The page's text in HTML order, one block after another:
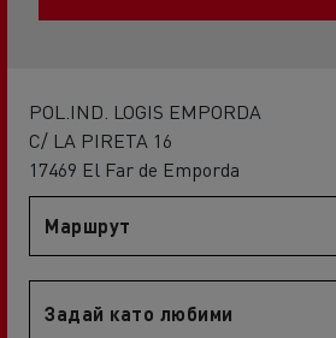
POL.IND. LOGIS EMPORDA
C/ LA PIRETA 16
17469 El Far de Emporda
Маршрут
Задай като любими